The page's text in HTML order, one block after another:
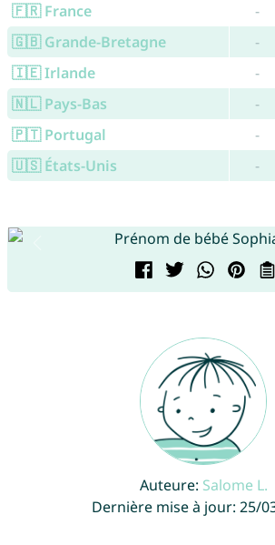
🇫🇷 France
-
🇬🇧 Grande-Bretagne
-
🇮🇪 Irlande
-
🇳🇱 Pays-Bas
-
🇵🇹 Portugal
-
🇺🇸 États-Unis
-
Auteure: Salome L.
Dernière mise à jour: 25/